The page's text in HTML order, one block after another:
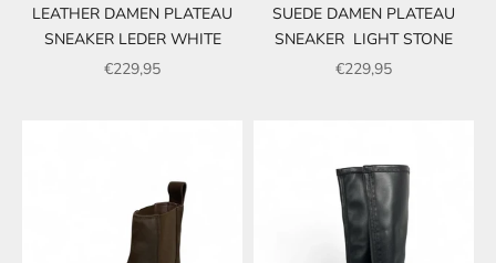
LEATHER DAMEN PLATEAU
SNEAKER LEDER WHITE
Angebot
€229,95
SUEDE DAMEN PLATEAU
SNEAKER LIGHT STONE
Angebot
€229,95